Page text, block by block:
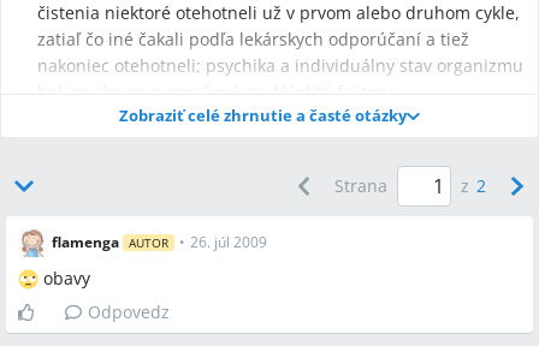
čistenia niektoré otehotneli už v prvom alebo druhom cykle,
zatiaľ čo iné čakali podľa lekárskych odporúčaní a tiež
nakoniec otehotneli; psychika a individuálny stav organizmu
Po potratoch v diskusii sa bežne vykonávalo monitorovanie
Femibion 800, doplnok Gynex (Energy) alebo liečbu
metylovými injekciami na stiahnutie maternice.
Najčastejšie otázky
Zobraziť celé zhrnutie a časté otázky
Strana z 2
flamenga AUTOR • 26. júl 2009
obavy
Odpovedz